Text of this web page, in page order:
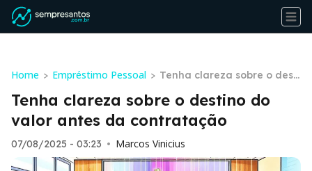
Home > Empréstimo Pessoal > Tenha clareza sobre o desti
no do valor antes da contra
tação
Tenha clareza sobre o destino do
valor antes da contratação
07/08/2025 - 03:23 • Marcos Vinicius